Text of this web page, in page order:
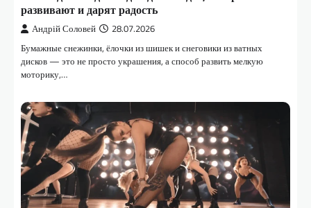
развивают и дарят радость
Андрій Соловей 28.07.2026
Бумажные снежинки, ёлочки из шишек и снеговики из ватных
дисков — это не просто украшения, а способ развить мелкую
моторику,…